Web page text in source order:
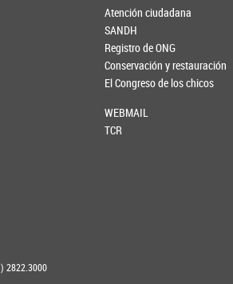
Atención ciudadana
SANDH
Registro de ONG
Conservación y restauración
El Congreso de los chicos
WEBMAIL
TCR
2822.3000